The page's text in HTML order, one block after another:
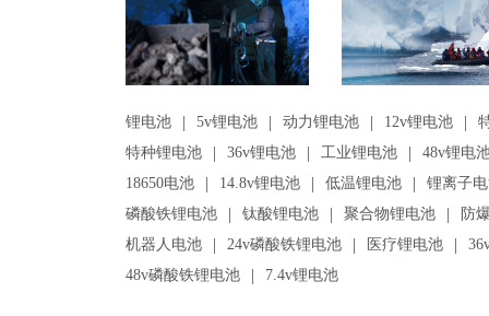
锂电池 | 5v锂电池 | 动力锂电池 | 12v锂电池 |
特种锂电池
| 36v锂电池 | 工业锂电池 |
48v锂电
18650电池
| 14.8v锂电池 | 低温锂电池 |
锂离子
磷酸铁锂电池
| 钛酸锂电池 | 聚合物锂电池 |
防
机器人电池
| 24v磷酸铁锂电池 | 医疗锂电池 |
48v磷酸铁锂电池
| 7.4v锂电池